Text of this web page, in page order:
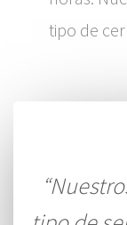
tipo de